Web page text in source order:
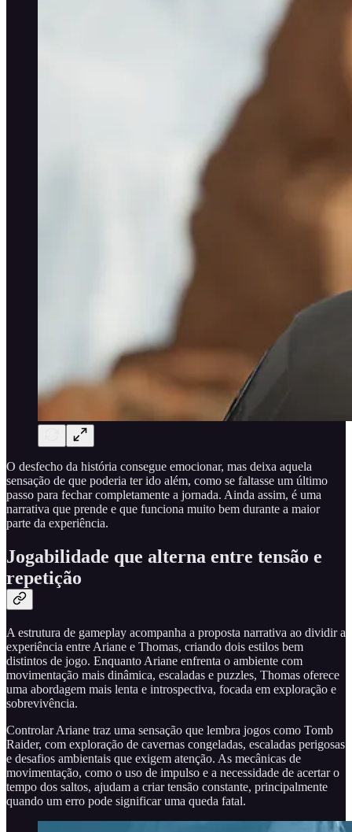
O desfecho da história consegue emocionar, mas deixa aquela
sensação de que poderia ter ido além, como se faltasse um último
passo para fechar completamente a jornada. Ainda assim, é uma
narrativa que prende e que funciona muito bem durante a maior
parte da experiência.
Jogabilidade que alterna entre tensão e
repetição
A estrutura de gameplay acompanha a proposta narrativa ao dividir a
experiência entre Ariane e Thomas, criando dois estilos bem
distintos de jogo. Enquanto Ariane enfrenta o ambiente com
movimentação mais dinâmica, escaladas e puzzles, Thomas oferece
uma abordagem mais lenta e introspectiva, focada em exploração e
sobrevivência.
Controlar Ariane traz uma sensação que lembra jogos como Tomb
Raider, com exploração de cavernas congeladas, escaladas perigosas
e desafios ambientais que exigem atenção. As mecânicas de
movimentação, como o uso de impulso e a necessidade de acertar o
tempo dos saltos, ajudam a criar tensão constante, principalmente
quando um erro pode significar uma queda fatal.